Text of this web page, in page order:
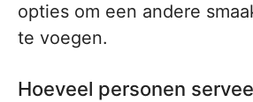
opties om een andere
te voegen.
Hoeveel personen